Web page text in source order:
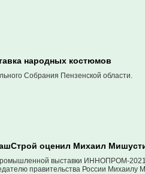
народных костюмов
Собрания Пензенской области.
оценил Михаил
выставки ИННОПРОМ-
правительства России Михаилу